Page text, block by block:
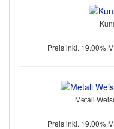
Preis inkl. 19.00%
Metall
Preis inkl. 19.00%